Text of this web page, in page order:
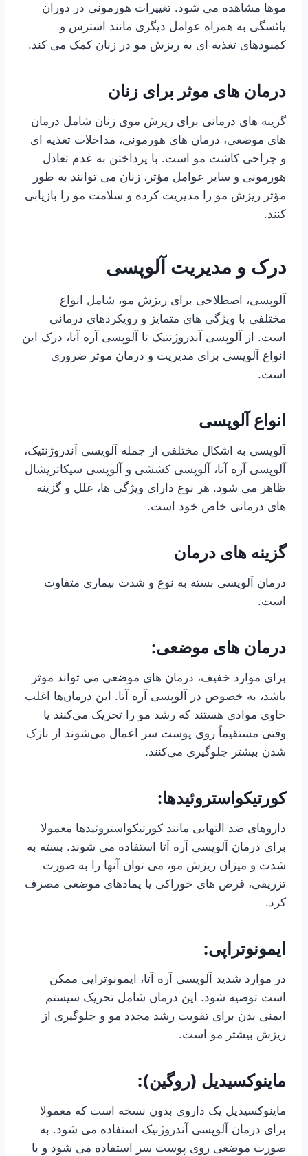
موها مشاهده می شود. تغییرات هورمونی در دوران
یائسگی به همراه عوامل دیگری مانند استرس و
کمبودهای تغذیه ای به ریزش مو در زنان کمک می کند.
درمان های موثر برای زنان
گزینه های درمانی برای ریزش موی زنان شامل درمان
های موضعی، درمان های هورمونی، مداخلات تغذیه ای
و جراحی کاشت مو است. با پرداختن به عدم تعادل
هورمونی و سایر عوامل مؤثر، زنان می توانند به طور
مؤثر ریزش مو را مدیریت کرده و سلامت مو را بازیابی
کنند.
درک و مدیریت آلوپسی
آلوپسی، اصطلاحی برای ریزش مو، شامل انواع
مختلفی با ویژگی های متمایز و رویکردهای درمانی
است. از آلوپسی آندروژنتیک تا آلوپسی آره آتا، درک این
انواع آلوپسی برای مدیریت و درمان موثر ضروری
است.
انواع آلوپسی
آلوپسی به اشکال مختلفی از جمله آلوپسی آندروژنتیک،
آلوپسی آره آتا، آلوپسی کششی و آلوپسی سیکاتریشال
ظاهر می شود. هر نوع دارای ویژگی ها، علل و گزینه
های درمانی خاص خود است.
گزینه های درمان
درمان آلوپسی بسته به نوع و شدت بیماری متفاوت
است.
درمان های موضعی:
برای موارد خفیف، درمان های موضعی می تواند موثر
باشد، به خصوص در آلوپسی آره آتا. این درمان‌ها اغلب
حاوی موادی هستند که رشد مو را تحریک می‌کنند یا
وقتی مستقیماً روی پوست سر اعمال می‌شوند از نازک
شدن بیشتر جلوگیری می‌کنند.
کورتیکواستروئیدها:
داروهای ضد التهابی مانند کورتیکواستروئیدها معمولا
برای درمان آلوپسی آره آتا استفاده می شوند. بسته به
شدت و میزان ریزش مو، می توان آنها را به صورت
تزریقی، قرص های خوراکی یا پمادهای موضعی مصرف
کرد.
ایمونوتراپی:
در موارد شدید آلوپسی آره آتا، ایمونوتراپی ممکن
است توصیه شود. این درمان شامل تحریک سیستم
ایمنی بدن برای تقویت رشد مجدد مو و جلوگیری از
ریزش بیشتر مو است.
ماینوکسیدیل (روگین):
ماینوکسیدیل یک داروی بدون نسخه است که معمولا
برای درمان آلوپسی آندروژنیک استفاده می شود. به
صورت موضعی روی پوست سر استفاده می شود و با